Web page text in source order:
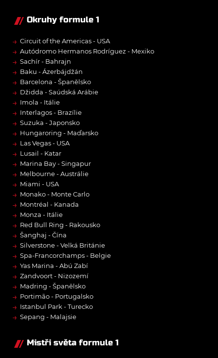
Okruhy formule 1
→ Circuit of the Americas - USA
→ Autódromo Hermanos Rodríguez - Mexiko
→ Sachír - Bahrajn
→ Baku - Ázerbájdžán
→ Barcelona - Španělsko
→ Džidda - Saúdská Arábie
→ Imola - Itálie
→ Interlagos - Brazílie
→ Suzuka - Japonsko
→ Hungaroring - Maďarsko
→ Las Vegas - USA
→ Lusail - Katar
→ Marina Bay - Singapur
→ Melbourne - Austrálie
→ Miami - USA
→ Monako - Monte Carlo
→ Montréal - Kanada
→ Monza - Itálie
→ Red Bull Ring - Rakousko
→ Šanghaj - Čína
→ Silverstone - Velká Británie
→ Spa-Francorchamps - Belgie
→ Yas Marina - Abú Zabí
→ Zandvoort - Nizozemí
→ Madring - Španělsko
→ Portimão - Portugalsko
→ Istanbul Park - Turecko
→ Sepang - Malajsie
Mistři světa formule 1